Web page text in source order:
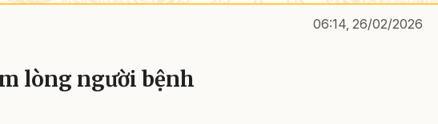
06:14, 26/02/2026
lòng người bệnh